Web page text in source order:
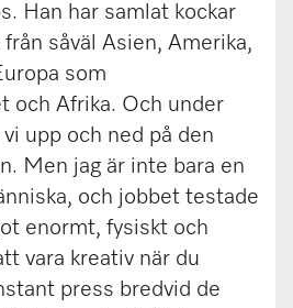
Han har samlat kockar
såväl Asien, Amerika,
som
och Afrika. Och under
upp och ned på den
Men jag är inte bara en
och jobbet testade
enormt, fysiskt och
vara kreativ när du
press bredvid de